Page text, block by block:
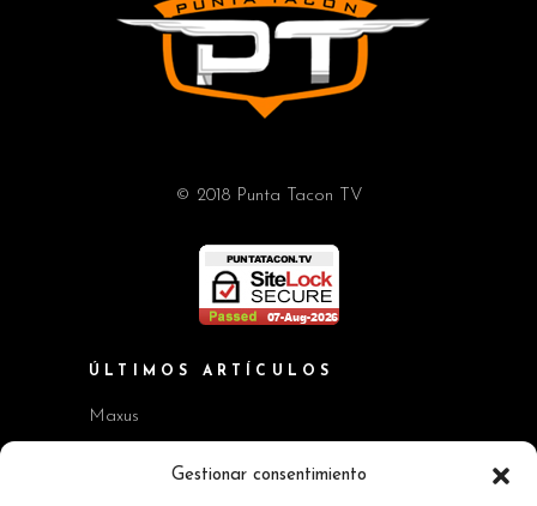
Gestionar consentimiento
© 2018 Punta Tacon TV
ÚLTIMOS ARTÍCULOS
Maxus
Workshop BMW Neue Klasse